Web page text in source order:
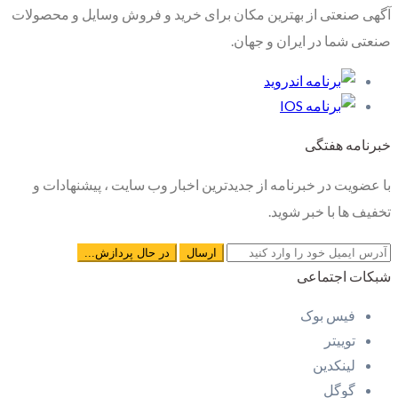
آگهی صنعتی از بهترین مکان برای خرید و فروش وسایل و محصولات
صنعتی شما در ایران و جهان.
خبرنامه هفتگی
با عضویت در خبرنامه از جدیدترین اخبار وب سایت ، پیشنهادات و
تخفیف ها با خبر شوید.
شبکات اجتماعی
فیس بوک
توییتر
لینکدین
گوگل